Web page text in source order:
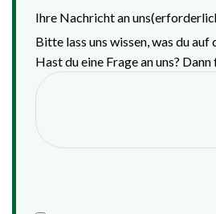
Ihre Nachricht an uns
Bitte lass uns wissen, was du auf
Hast du eine Frage an uns?